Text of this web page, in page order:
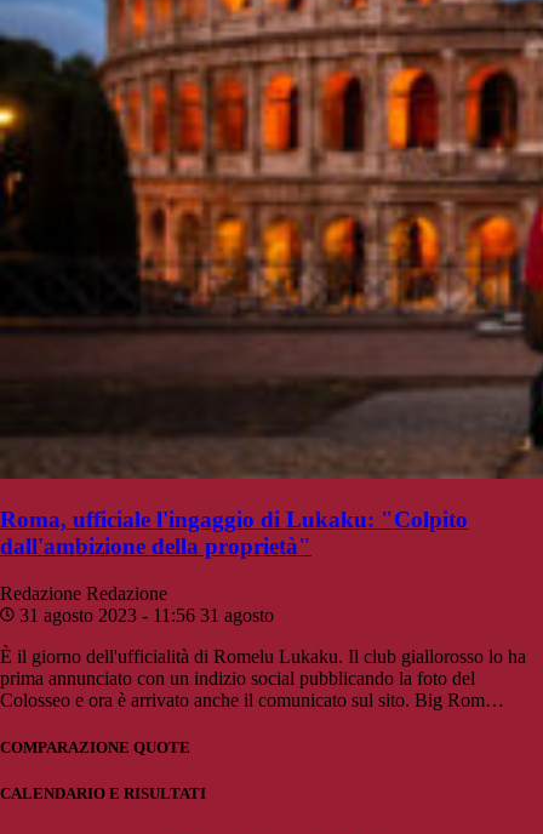
Roma, ufficiale l'ingaggio di Lukaku: "Colpito
dall'ambizione della proprietà"
Redazione Redazione
31 agosto 2023 - 11:56 31 agosto
È il giorno dell'ufficialità di Romelu Lukaku. Il club giallorosso lo ha
prima annunciato con un indizio social pubblicando la foto del
Colosseo e ora è arrivato anche il comunicato sul sito. Big Rom…
COMPARAZIONE QUOTE
CALENDARIO E RISULTATI